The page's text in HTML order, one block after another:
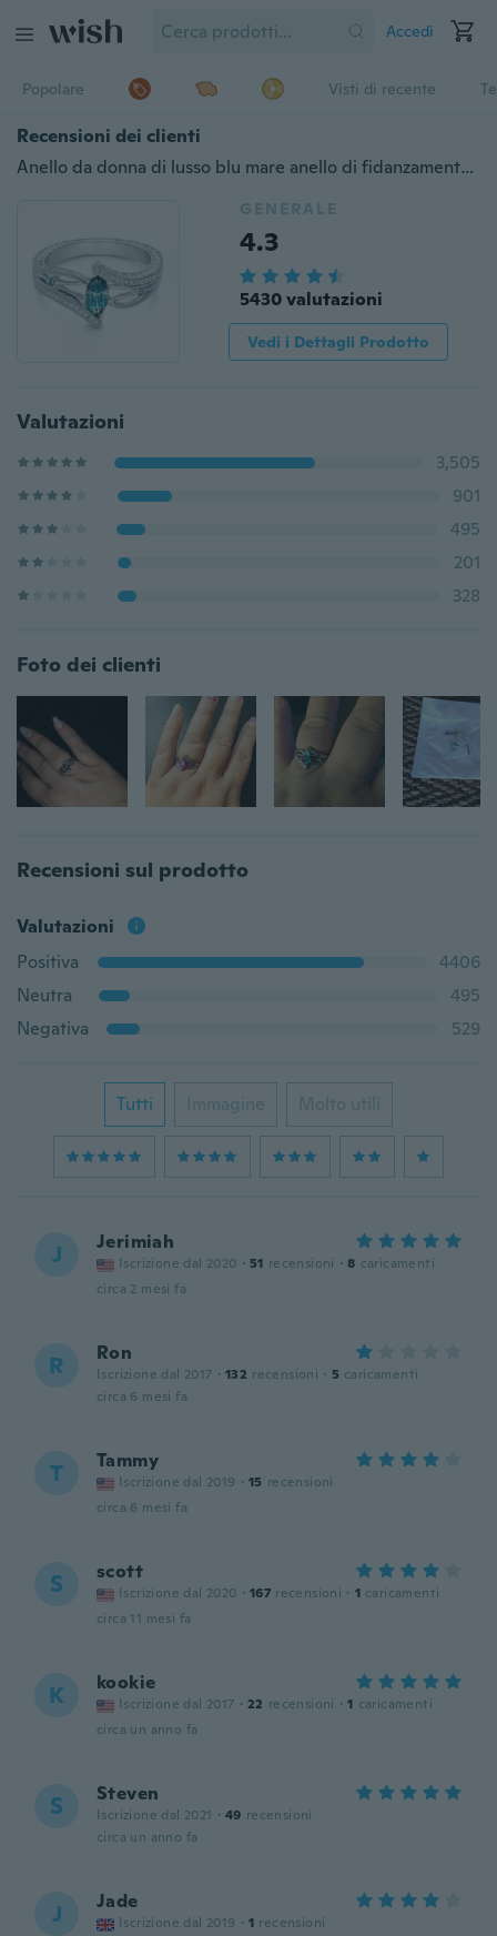
Accedi
Popolare Visti di recente
Recensioni dei clienti
Anello da donna di lusso blu mare anello di fidanzamento da sposa anello di fidanzamento accessori moda Taglia: 5 6 7 8 9 10 11
GENERALE
4.3
5430 valutazioni
Vedi i Dettagli Prodotto
Valutazioni
3,505
901
495
201
328
Foto dei clienti
Recensioni sul prodotto
Valutazioni
Positiva
4406
Neutra
495
Negativa
529
Tutti Immagine Molto utili
J Jerimiah
Iscrizione dal 2020 · 51 recensioni · 8 caricamenti
circa 2 mesi fa
R Ron
Iscrizione dal 2017 · 132 recensioni · 5 caricamenti
circa 6 mesi fa
T Tammy
Iscrizione dal 2019 · 15 recensioni
circa 6 mesi fa
S scott
Iscrizione dal 2020 · 167 recensioni · 1 caricamenti
circa 11 mesi fa
K kookie
Iscrizione dal 2017 · 22 recensioni · 1 caricamenti
circa un anno fa
S Steven
Iscrizione dal 2021 · 49 recensioni
circa un anno fa
J Jade
Iscrizione dal 2019 · 1 recensioni